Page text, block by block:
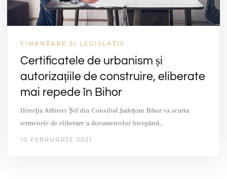
FINANȚARE ȘI LEGISLAȚIE
Certificatele de urbanism și
autorizațiile de construire, eliberate
mai repede în Bihor
Direcția Arhitect Șef din Consiliul Județean Bihor va scurta
termenele de eliberare a documentelor începând…
10 FEBRUARIE 2021